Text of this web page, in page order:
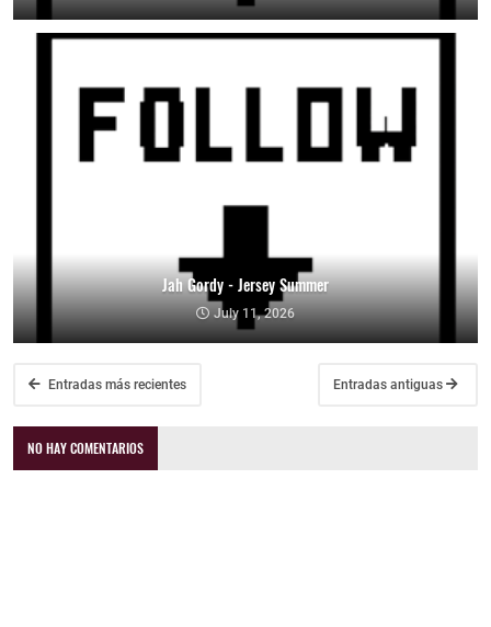
Jah Gordy - Jersey Summer
July 11, 2026
Entradas más recientes Entradas antiguas
NO HAY COMENTARIOS